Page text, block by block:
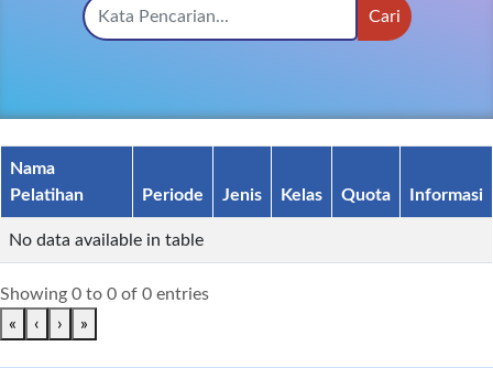
Cari
Nama
Pelatihan
Periode Jenis Kelas Quota Informasi
No data available in table
Showing 0 to 0 of 0 entries
«
‹ › »